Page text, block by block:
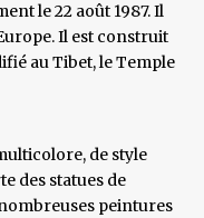
le 22 août 1987. Il
Il est construit
au Tibet, le Temple
de style
des statues de
peintures